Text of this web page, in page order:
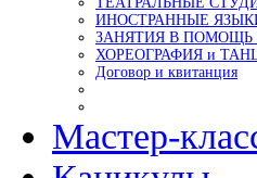
ИНОСТРАННЫЕ
ЗАНЯТИЯ В
ХОРЕОГРАФИЯ и
Договор и квитанция
Мастер-